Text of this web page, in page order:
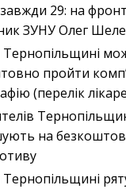
29: на
ЗУНУ Олег
Тернопільщині
пройти
(перелік
на